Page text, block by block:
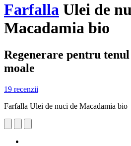
Farfalla Ulei de
Macadamia bio
Regenerare pentru
moale
19 recenzii
Farfalla Ulei de nuci de Macadamia bio